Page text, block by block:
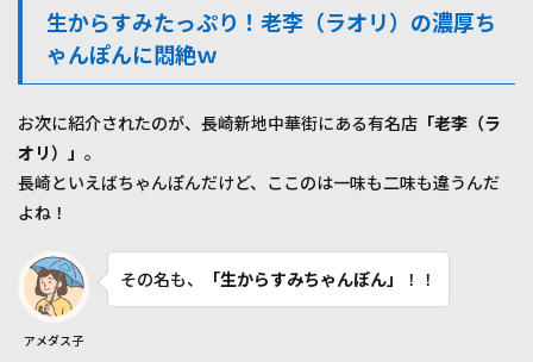
雲仙
の温
泉蒸
手順
んな
感
じ！
御殿
場ア
ウト
トお
生からすみたっぷり！老李（ラオリ）の濃厚ち
ゃんぽんに悶絶ｗ
お次に紹介されたのが、長崎新地中華街にある有名店 「老李（ラ
オリ）」 。
長崎といえばちゃんぽんだけど、ここのは一味も二味も違うんだ
よね！
アメダス子
その名も、 「生からすみちゃんぽん」 ！！